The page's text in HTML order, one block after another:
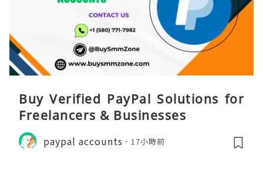
Buy Verified PayPal Solutions for
Freelancers & Businesses
paypal accounts 17小時前